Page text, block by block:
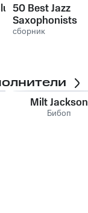
50 Best Jazz
Saxophonists
сборник
Milt Jackson
Бибоп